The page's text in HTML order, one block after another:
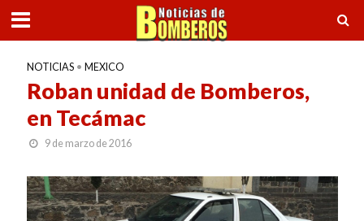
NOTICIAS • MEXICO
Roban unidad de Bomberos,
en Tecámac
9 de marzo de 2016